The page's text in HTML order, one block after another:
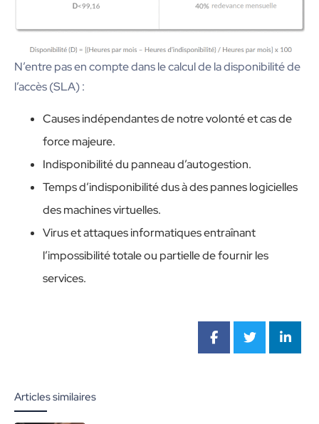
N’entre pas en compte dans le calcul de la disponibilité de
l’accès (SLA) :
Causes indépendantes de notre volonté et cas de
force majeure.
Indisponibilité du panneau d’autogestion.
Temps d’indisponibilité dus à des pannes logicielles
des machines virtuelles.
Virus et attaques informatiques entraînant
l’impossibilité totale ou partielle de fournir les
services.
Articles similaires